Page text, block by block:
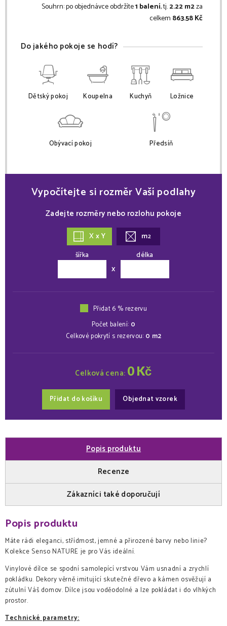
Souhrn:po objednávce obdržíte1 balení, tj.2.22 m2za
celkem 863.58 Kč
Do jakého pokoje se hodí?
Dětský pokoj Koupelna Kuchyň Ložnice
Obývací pokoj Předsíň
Vypočítejte si rozměr Vaší podlahy
Zadejte rozměry nebo rozlohu pokoje
X x Y m2
šířka
x
délka
Přidat 6 % rezervu
Počet balení: 0
Celkové pokrytí s rezervou: 0 m2
Celková cena: 0Kč
Přidat do košíku Objednat vzorek
Popis produktu
Recenze
Zákazníci také doporučují
Popis produktu
Máte rádi eleganci, střídmost, jemné a přirozené barvy nebo linie?
Kolekce Senso NATURE je pro Vás ideální.
Vinylové dílce se spodní samolepící vrstvou Vám usnadní a zrychlí
pokládku. Dekory věrně imitující skutečné dřevo a kámen osvěžují a
zútulní Váš domov. Dílce jsou voděodolné a lze pokládat i do vlhkých
prostor.
Technické parametry: